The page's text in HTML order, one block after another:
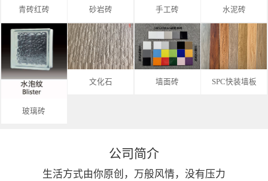
青砖红砖 砂岩砖 手工砖 水泥砖
玻璃砖
文化石 墙面砖 SPC快装墙板
公司简介
生活方式由你原创，万般风情，没有压力